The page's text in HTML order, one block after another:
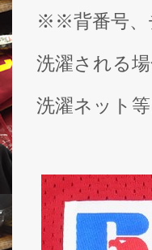
※※背番号、
洗濯される
洗濯ネット